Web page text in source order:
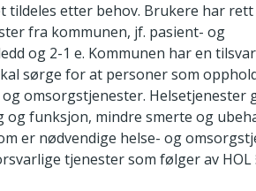
tildeles etter behov. Brukere har
fra kommunen, jf. pasient- og
og 2-1 e. Kommunen har en
sørge for at personer som
omsorgstjenester. Helsetjenester
funksjon, mindre smerte og
er nødvendige helse- og
tjenester som følger av HOL